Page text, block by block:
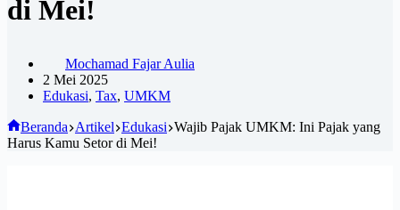
di Mei!
Mochamad Fajar Aulia
2 Mei 2025
Edukasi, Tax, UMKM
Beranda Artikel Edukasi Wajib Pajak UMKM: Ini Pajak yang
Harus Kamu Setor di Mei!